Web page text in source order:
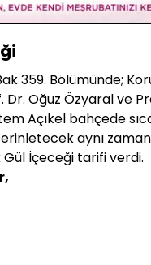
359. Bölümünde;
Dr. Oğuz Özyaral ve
Açıkel bahçede
aynı
İçeceği tarifi verdi.